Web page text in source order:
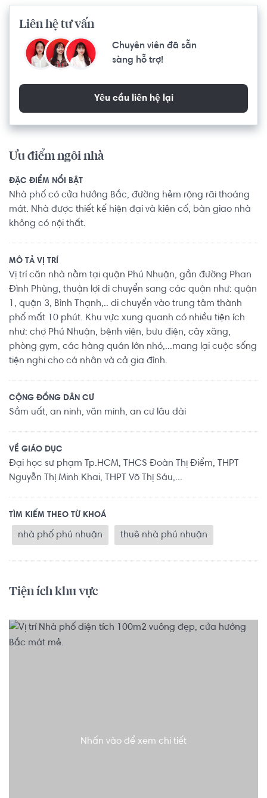
Liên hệ tư vấn
Chuyên viên đã sẵn
sàng hỗ trợ!
Yêu cầu liên hệ lại
Ưu điểm ngôi nhà
ĐẶC ĐIỂM NỔI BẬT
Nhà phố có cửa hướng Bắc, đường hẻm rộng rãi thoáng
mát. Nhà được thiết kế hiện đại và kiên cố, bàn giao nhà
không có nội thất.
MÔ TẢ VỊ TRÍ
Vị trí căn nhà nằm tại quận Phú Nhuận, gần đường Phan
Đình Phùng, thuận lợi di chuyển sang các quận như: quận
1, quận 3, Bình Thạnh,.. di chuyển vào trung tâm thành
phố mất 10 phút. Khu vực xung quanh có nhiều tiện ích
như: chợ Phú Nhuận, bệnh viện, bưu điện, cây xăng,
phòng gym, các hàng quán lớn nhỏ,...mang lại cuộc sống
tiện nghi cho cá nhân và cả gia đình.
CỘNG ĐỒNG DÂN CƯ
Sầm uất, an ninh, văn minh, an cư lâu dài
VỀ GIÁO DỤC
Đại học sư phạm Tp.HCM, THCS Đoàn Thị Điểm, THPT
Nguyễn Thị Minh Khai, THPT Võ Thị Sáu,...
TÌM KIẾM THEO TỪ KHOÁ
nhà phố phú nhuận thuê nhà phú nhuận
Tiện ích khu vực
Nhấn vào để xem chi tiết